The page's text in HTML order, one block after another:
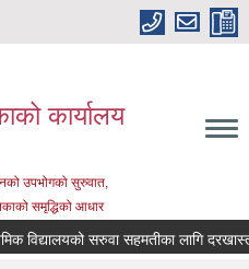
कार्यालय
उपभोगको सुरुवात,
समृद्धिको आधार
विद्यालयको सरुवा सहमतीका लागि दरखास्त